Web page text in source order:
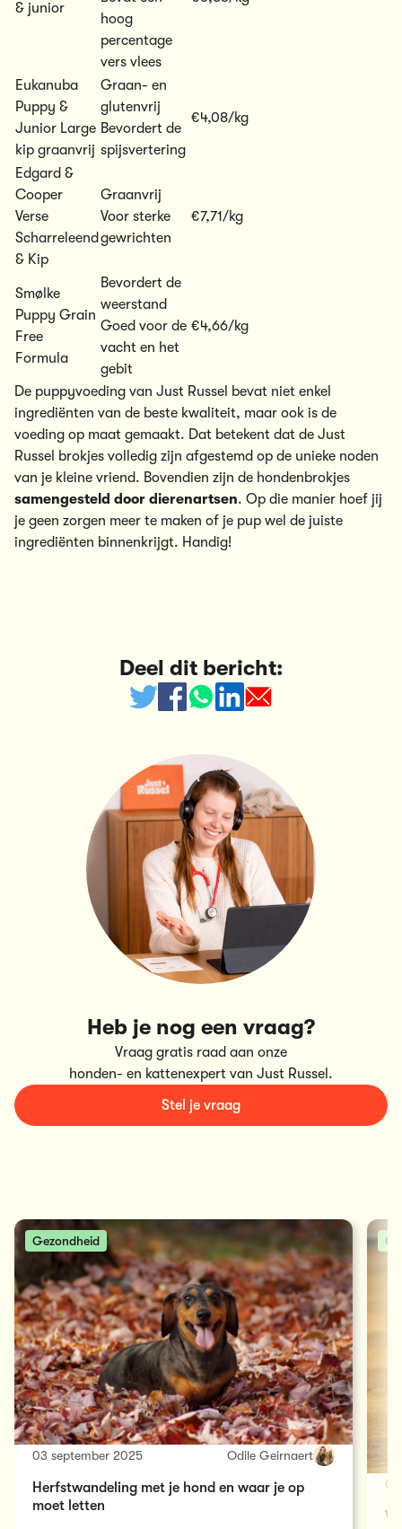
& junior
hoog
percentage
vers vlees
Eukanuba
Puppy &
Junior Large
kip graanvrij
Graan- en
glutenvrij
Bevordert de
spijsvertering
€4,08/kg
Edgard &
Cooper
Verse
Scharreleend
& Kip
Graanvrij
Voor sterke
gewrichten
€7,71/kg
Smølke
Puppy Grain
Free
Formula
Bevordert de
weerstand
Goed voor de
vacht en het
gebit
€4,66/kg
De puppyvoeding van Just Russel bevat niet enkel
ingrediënten van de beste kwaliteit, maar ook is de
voeding op maat gemaakt. Dat betekent dat de Just
Russel brokjes volledig zijn afgestemd op de unieke noden
van je kleine vriend. Bovendien zijn de hondenbrokjes
samengesteld door dierenartsen. Op die manier hoef jij
je geen zorgen meer te maken of je pup wel de juiste
ingrediënten binnenkrijgt. Handig!
Deel dit bericht:
Heb je nog een vraag?
Vraag gratis raad aan onze
honden- en kattenexpert van Just Russel.
Stel je vraag
Gezondheid
03 september 2025 Odile Geirnaert
Herfstwandeling met je hond en waar je op
moet letten